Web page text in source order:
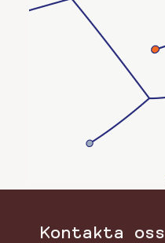
Kontakta oss